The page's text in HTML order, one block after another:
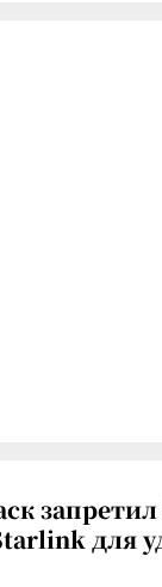
для